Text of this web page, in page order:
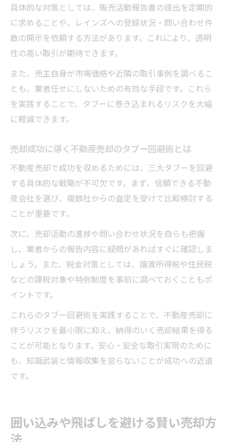
具体的な対策としては、販売活動報告書の提出を定期的
に求めることや、レインズへの登録状況・問い合わせ件
数の開示を依頼する方法があります。これにより、透明
性の高い取引が期待できます。
また、売主自身が市場価格や近隣の取引事例を調べるこ
とも、業者任せにしないための有効な手段です。これら
を実践することで、タブーに巻き込まれるリスクを大幅
に軽減できます。
売却成功に導く不動産売却のタブー回避術とは
不動産売却で成功を収めるためには、三大タブーを回避
する具体的な戦略が不可欠です。まず、信頼できる不動
産会社を選び、複数社からの査定を受けて比較検討する
ことが重要です。
次に、売却活動の進捗や問い合わせ状況を自らも把握
し、業者からの報告内容に疑問があればすぐに確認しま
しょう。また、税金対策としては、譲渡所得税や住民税
などの課税対象や特例制度を事前に調べておくこともポ
イントです。
これらのタブー回避術を実践することで、不動産売却に
伴うリスクを最小限に抑え、納得のいく売却結果を得る
ことが可能となります。安心・安全な取引実現のために
も、知識武装と情報収集を怠らないことが成功への近道
です。
囲い込みや飛ばしを避ける賢い売却方
法